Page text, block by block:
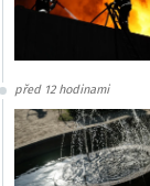
před 12 hodinami